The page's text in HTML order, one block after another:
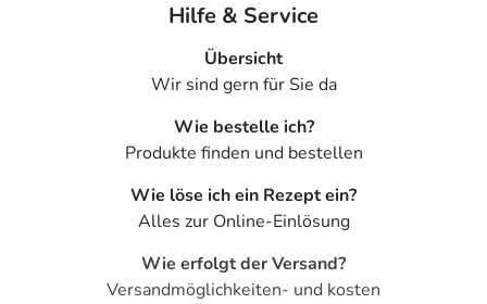
Hilfe & Service
Übersicht
Wir sind gern für Sie da
Wie bestelle ich?
Produkte finden und bestellen
Wie löse ich ein Rezept ein?
Alles zur Online-Einlösung
Wie erfolgt der Versand?
Versandmöglichkeiten- und kosten